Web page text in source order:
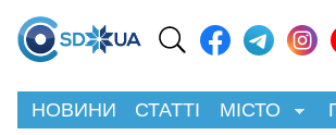
НОВИНИ СТАТТІ МІСТО